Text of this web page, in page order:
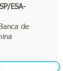
ESA-
de